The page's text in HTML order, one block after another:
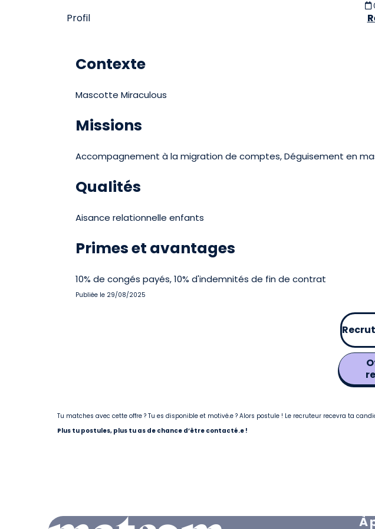
Profil
Contexte
Mascotte Miraculous
Missions
Accompagnement à la migration de comptes, Déguisement en
Qualités
Aisance relationnelle enfants
Primes et avantages
10% de congés payés, 10% d'indemnités de fin de contrat
Publiée le 29/08/2025
Tu matches avec cette offre ? Tu es disponible et motivé.e ? Alors postule ! Le recruteur recevra ta
Plus tu postules, plus tu as de chance d’être contacté.e !
À